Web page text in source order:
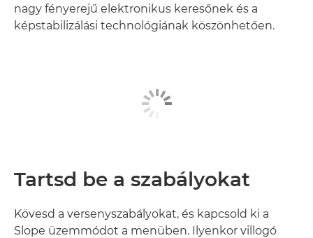
nagy fényerejű elektronikus keresőnek és a
képstabilizálási technológiának köszönhetően.
Tartsd be a szabályokat
Kövesd a versenyszabályokat, és kapcsold ki a
Slope üzemmódot a menüben. Ilyenkor villogó